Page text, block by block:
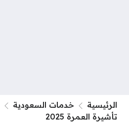
الرئيسية خدمات السعودية
تأشيرة العمرة 2025